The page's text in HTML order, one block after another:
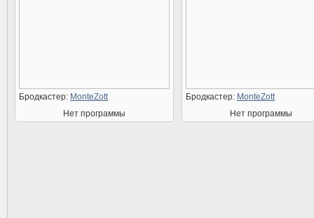
Бродкастер: MonteZott
Нет программы
Бродкастер: MonteZott
Нет программы